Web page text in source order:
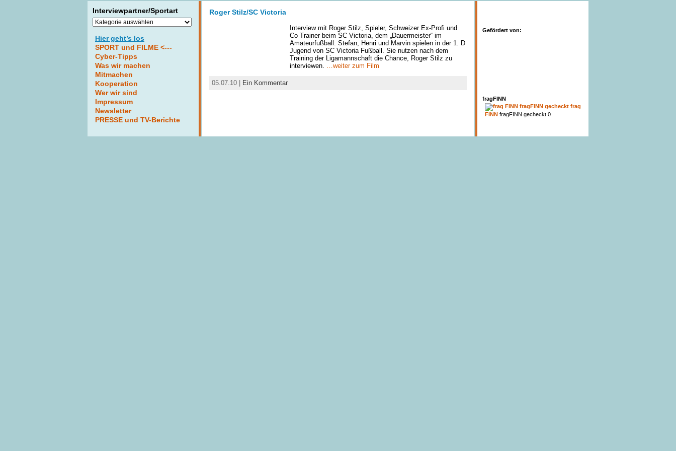
Interviewpartner/Sportart
Interviewpartner/Sportart
Hier geht’s los
SPORT und FILME <---
Cyber-Tipps
Was wir machen
Mitmachen
Kooperation
Wer wir sind
Impressum
Newsletter
PRESSE und TV-Berichte
Roger Stilz/SC Victoria
Interview mit Roger Stilz, Spieler, Schweizer Ex-Profi und
Co Trainer beim SC Victoria, dem „Dauermeister“ im
Amateurfußball. Stefan, Henri und Marvin spielen in der 1. D
Jugend von SC Victoria Fußball. Sie nutzen nach dem
Training der Ligamannschaft die Chance, Roger Stilz zu
interviewen.
…weiter zum Film
05.07.10 | Ein Kommentar
Gefördert von:
fragFINN
frag
FINN fragFINN gecheckt 0